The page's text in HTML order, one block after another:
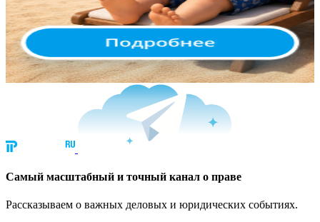
Cамый масштабный и точный канал о праве
Рассказываем о важных деловых и юридических событиях.